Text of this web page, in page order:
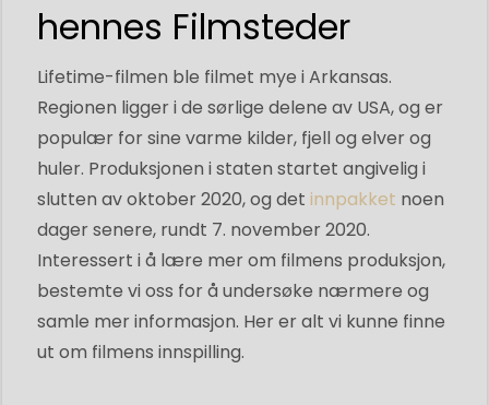
hennes Filmsteder
Lifetime-filmen ble filmet mye i Arkansas.
Regionen ligger i de sørlige delene av USA, og er
populær for sine varme kilder, fjell og elver og
huler. Produksjonen i staten startet angivelig i
slutten av oktober 2020, og det innpakket noen
dager senere, rundt 7. november 2020.
Interessert i å lære mer om filmens produksjon,
bestemte vi oss for å undersøke nærmere og
samle mer informasjon. Her er alt vi kunne finne
ut om filmens innspilling.